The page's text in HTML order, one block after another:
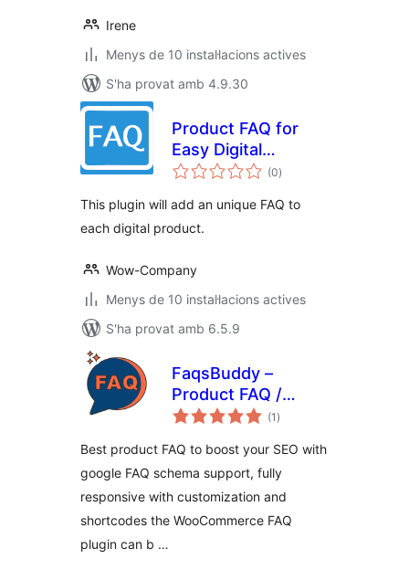
Irene
Menys de 10 instal·lacions actives
S'ha provat amb 4.9.30
Product FAQ for
Easy Digital
Downloads
(0puntuacions
totals
)
This plugin will add an unique FAQ to
each digital product.
Wow-Company
Menys de 10 instal·lacions actives
S'ha provat amb 6.5.9
FaqsBuddy –
Product FAQ /
Accordion / Docs
(1 puntuacions
totals
)
Best product FAQ to boost your SEO with
google FAQ schema support, fully
responsive with customization and
shortcodes the WooCommerce FAQ
plugin can b …